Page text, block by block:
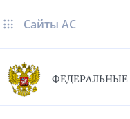
Сайты AC